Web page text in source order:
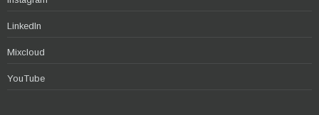
LinkedIn
Mixcloud
YouTube